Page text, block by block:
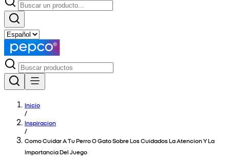
Inicio
/
Inspiracion
/
Como Cuidar A Tu Perro O Gato Sobre Los Cuidados La Atencion Y La
Importancia Del Juego